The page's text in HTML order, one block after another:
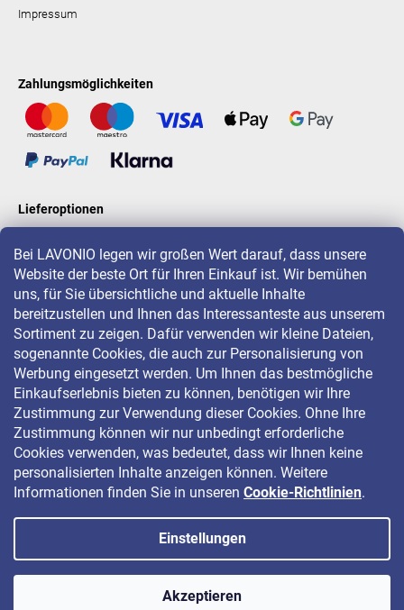
Bei LAVONIO legen wir großen Wert darauf, dass unsere
Website der beste Ort für Ihren Einkauf ist. Wir bemühen
uns, für Sie übersichtliche und aktuelle Inhalte
bereitzustellen und Ihnen das Interessanteste aus unserem
Sortiment zu zeigen. Dafür verwenden wir kleine Dateien,
sogenannte Cookies, die auch zur Personalisierung von
Werbung eingesetzt werden. Um Ihnen das bestmögliche
Einkaufserlebnis bieten zu können, benötigen wir Ihre
Zustimmung zur Verwendung dieser Cookies. Ohne Ihre
Zustimmung können wir nur unbedingt erforderliche
Cookies verwenden, was bedeutet, dass wir Ihnen keine
personalisierten Inhalte anzeigen können. Weitere
Informationen finden Sie in unseren Cookie-Richtlinien.
Einstellungen
Akzeptieren
Impressum
Zahlungsmöglichkeiten
Lieferoptionen
LAVONIO in der Welt
Für Aktionen, Gewinnspiele und Rabatte folgen Sie uns auf:
Copyright 2026 LAVONIO.de. Alle Rechte vorbehalten.